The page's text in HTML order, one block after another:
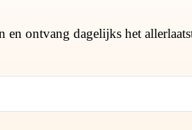
en ontvang dagelijks het